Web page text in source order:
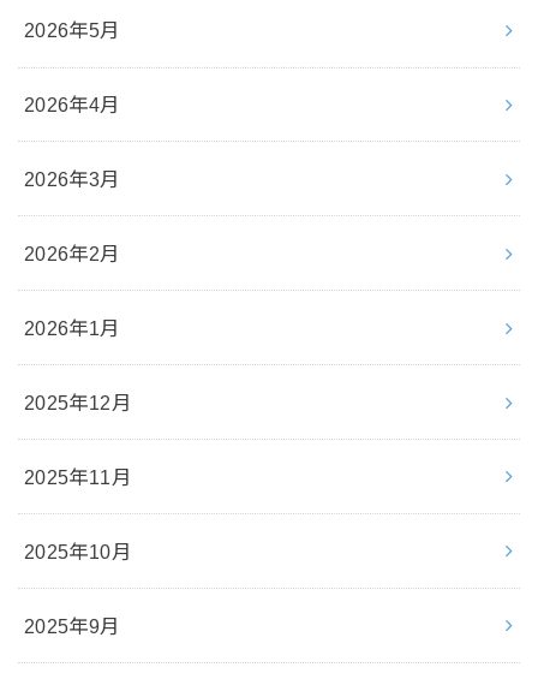
2026年5月
2026年4月
2026年3月
2026年2月
2026年1月
2025年12月
2025年11月
2025年10月
2025年9月